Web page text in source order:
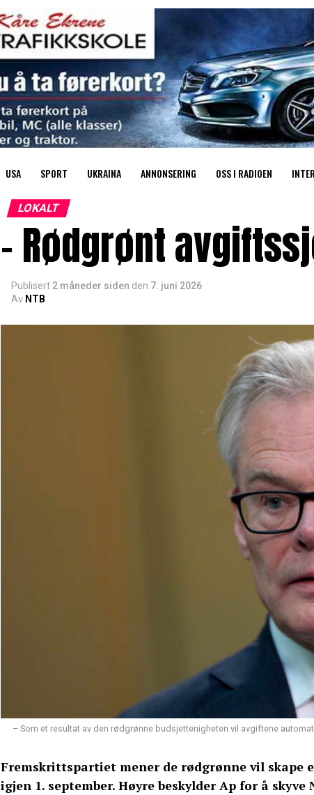
USA SPORT UKRAINA ANNONSERING OSS I RADIOEN
LOKALT
– Rødgrønt
Publisert 2 måneder siden den 7. juni 2026
Av NTB
– Som et resultat av den rødgrønne budsjettenigheten vil avgiftene
Fremskrittspartiet mener de rødgrønne vil
igjen 1. september. Høyre beskylder Ap for å